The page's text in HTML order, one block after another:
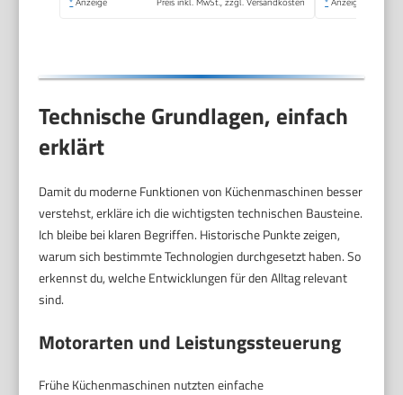
Technische Grundlagen, einfach
erklärt
Damit du moderne Funktionen von Küchenmaschinen besser
verstehst, erkläre ich die wichtigsten technischen Bausteine.
Ich bleibe bei klaren Begriffen. Historische Punkte zeigen,
warum sich bestimmte Technologien durchgesetzt haben. So
erkennst du, welche Entwicklungen für den Alltag relevant
sind.
Motorarten und Leistungssteuerung
Frühe Küchenmaschinen nutzten einfache